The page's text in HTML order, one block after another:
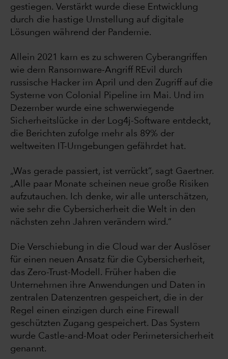
gestiegen. Verstärkt wurde diese Entwicklung
durch die hastige Umstellung auf digitale
Lösungen während der Pandemie.
Allein 2021 kam es zu schweren Cyberangriffen
wie dem Ransomware-Angriff REvil durch
russische Hacker im April und den Zugriff auf die
Systeme von Colonial Pipeline im Mai. Und im
Dezember wurde eine schwerwiegende
Sicherheitslücke in der Log4j-Software entdeckt,
die Berichten zufolge mehr als 89% der
weltweiten IT-Umgebungen gefährdet hat.
„Was gerade passiert, ist verrückt“, sagt Gaertner.
„Alle paar Monate scheinen neue große Risiken
aufzutauchen. Ich denke, wir alle unterschätzen,
wie sehr die Cybersicherheit die Welt in den
nächsten zehn Jahren verändern wird.“
Die Verschiebung in die Cloud war der Auslöser
für einen neuen Ansatz für die Cybersicherheit,
das Zero-Trust-Modell. Früher haben die
Unternehmen ihre Anwendungen und Daten in
zentralen Datenzentren gespeichert, die in der
Regel einen einzigen durch eine Firewall
geschützten Zugang gespeichert. Das System
wurde Castle-and-Moat oder Perimetersicherheit
genannt.